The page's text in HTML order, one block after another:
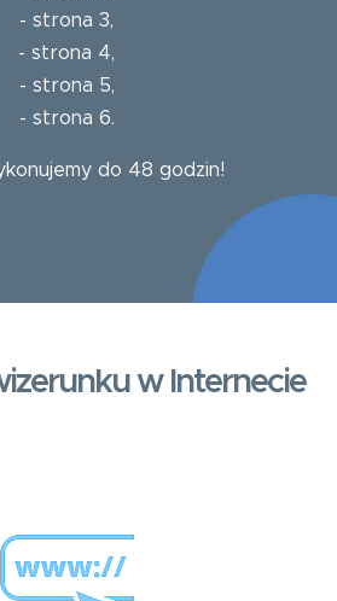
- strona 3,
- strona 4,
- strona 5,
- strona 6.
do 48 godzin!
w Internecie